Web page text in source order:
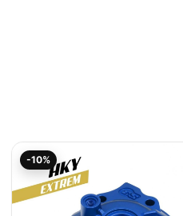
-10%
156,03€
Preis
ist:
140,43€.